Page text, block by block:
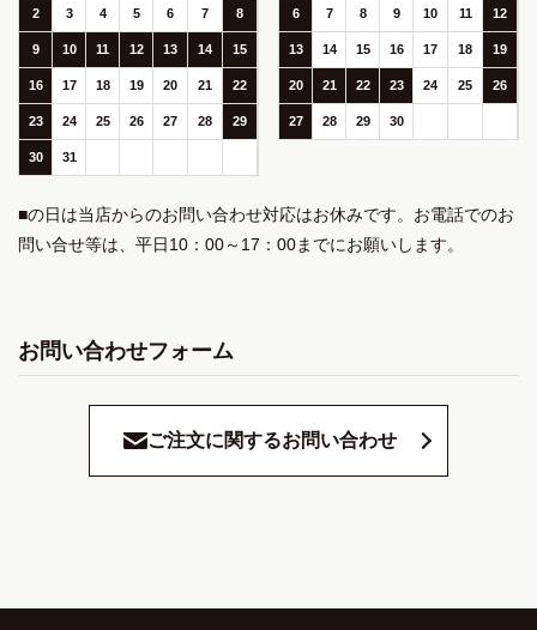
2 3 4 5 6 7 8
9 10 11 12 13 14 15
16 17 18 19 20 21 22
23 24 25 26 27 28 29
30 31
6 7 8 9 10 11 12
13 14 15 16 17 18 19
20 21 22 23 24 25 26
27 28 29 30
■の日は当店からのお問い合わせ対応はお休みです。お電話でのお
問い合せ等は、平日10：00～17：00までにお願いします。
お問い合わせフォーム
ご注文に関するお問い合わせ